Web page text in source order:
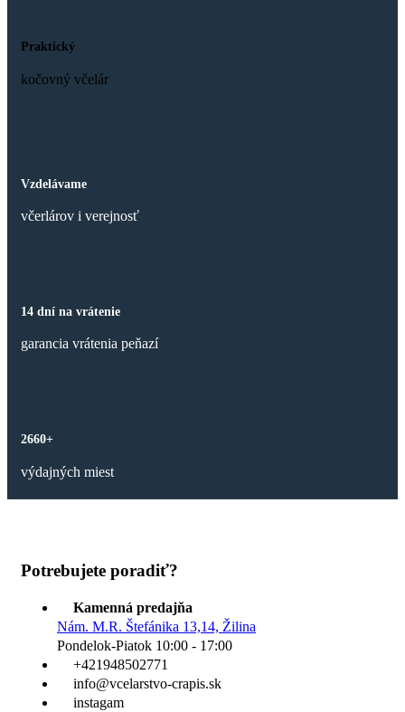
Praktický
kočovný včelár
Vzdelávame
včerlárov i verejnosť
14 dní na vrátenie
garancia vrátenia peňazí
2660+
výdajných miest
Potrebujete poradiť?
Kamenná predajňa
Nám. M.R. Štefánika 13,14, Žilina
Pondelok-Piatok 10:00 - 17:00
+421948502771
info@vcelarstvo-crapis.sk
instagam